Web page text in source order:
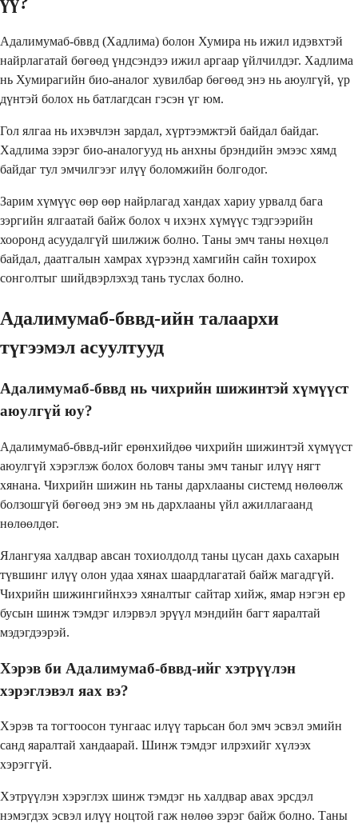
Адалимумаб-бввд (Хадлима) болон Хумира нь ижил идэвхтэй
найрлагатай бөгөөд үндсэндээ ижил аргаар үйлчилдэг. Хадлима
нь Хумирагийн био-аналог хувилбар бөгөөд энэ нь аюулгүй, үр
дүнтэй болох нь батлагдсан гэсэн үг юм.
Гол ялгаа нь ихэвчлэн зардал, хүртээмжтэй байдал байдаг.
Хадлима зэрэг био-аналогууд нь анхны брэндийн эмээс хямд
байдаг тул эмчилгээг илүү боломжийн болгодог.
Зарим хүмүүс өөр өөр найрлагад хандах хариу урвалд бага
зэргийн ялгаатай байж болох ч ихэнх хүмүүс тэдгээрийн
хооронд асуудалгүй шилжиж болно. Таны эмч таны нөхцөл
байдал, даатгалын хамрах хүрээнд хамгийн сайн тохирох
сонголтыг шийдвэрлэхэд тань туслах болно.
Адалимумаб-бввд-ийн талаархи
түгээмэл асуултууд
Адалимумаб-бввд нь чихрийн шижинтэй хүмүүст
аюулгүй юу?
Адалимумаб-бввд-ийг ерөнхийдөө чихрийн шижинтэй хүмүүст
аюулгүй хэрэглэж болох боловч таны эмч таныг илүү нягт
хянана. Чихрийн шижин нь таны дархлааны системд нөлөөлж
болзошгүй бөгөөд энэ эм нь дархлааны үйл ажиллагаанд
нөлөөлдөг.
Ялангуяа халдвар авсан тохиолдолд таны цусан дахь сахарын
түвшинг илүү олон удаа хянах шаардлагатай байж магадгүй.
Чихрийн шижингийнхээ хяналтыг сайтар хийж, ямар нэгэн ер
бусын шинж тэмдэг илэрвэл эрүүл мэндийн багт яаралтай
мэдэгдээрэй.
Хэрэв би Адалимумаб-бввд-ийг хэтрүүлэн
хэрэглэвэл яах вэ?
Хэрэв та тогтоосон тунгаас илүү тарьсан бол эмч эсвэл эмийн
санд яаралтай хандаарай. Шинж тэмдэг илрэхийг хүлээх
хэрэггүй.
Хэтрүүлэн хэрэглэх шинж тэмдэг нь халдвар авах эрсдэл
нэмэгдэх эсвэл илүү ноцтой гаж нөлөө зэрэг байж болно. Таны